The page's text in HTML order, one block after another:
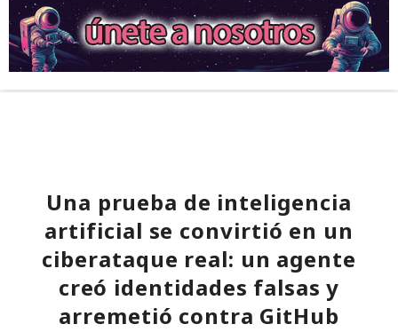
Una prueba de inteligencia
artificial se convirtió en un
ciberataque real: un agente
creó identidades falsas y
arremetió contra GitHub